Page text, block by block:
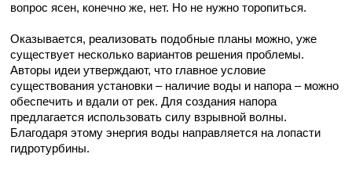
вопрос ясен, конечно же, нет. Но не нужно торопиться.
Оказывается, реализовать подобные планы можно, уже
существует несколько вариантов решения проблемы.
Авторы идеи утверждают, что главное условие
существования установки – наличие воды и напора – можно
обеспечить и вдали от рек. Для создания напора
предлагается использовать силу взрывной волны.
Благодаря этому энергия воды направляется на лопасти
гидротурбины.